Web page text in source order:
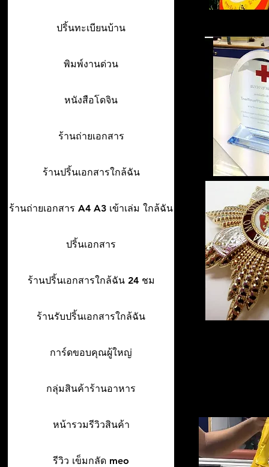
ปริ้นทะเบียนบ้าน
พิมพ์งานด่วน
หนังสือโดจิน
ร้านถ่ายเอกสาร
ร้านปริ้นเอกสารใกล้ฉัน
ร้านถ่ายเอกสาร A4 A3 เข้าเล่ม ใกล้ฉัน
ปริ้นเอกสาร
ร้านปริ้นเอกสารใกล้ฉัน 24 ชม
ร้านรับปริ้นเอกสารใกล้ฉัน
การ์ดขอบคุณผู้ใหญ่
กลุ่มสินค้าร้านอาหาร
หน้ารวมรีวิวสินค้า
รีวิว เข็มกลัด meo